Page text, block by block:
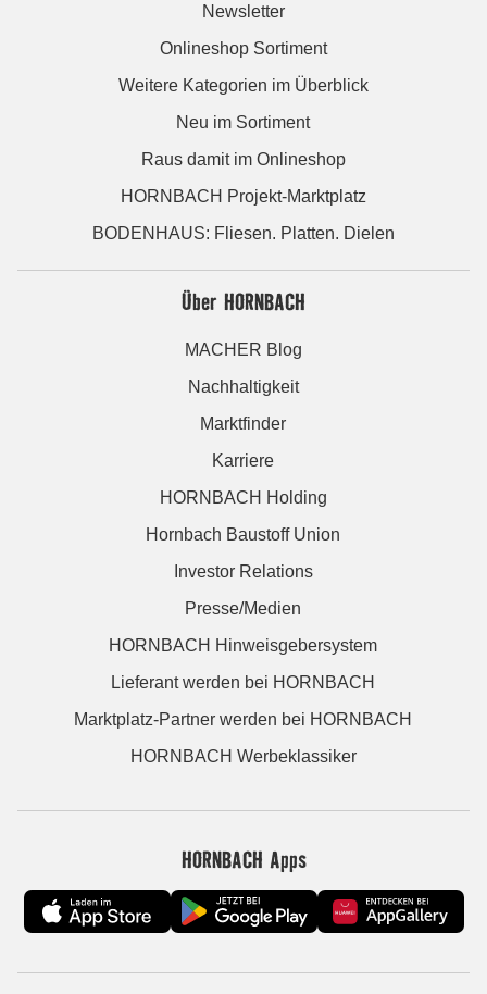
Newsletter
Onlineshop Sortiment
Weitere Kategorien im Überblick
Neu im Sortiment
Raus damit im Onlineshop
HORNBACH Projekt-Marktplatz
BODENHAUS: Fliesen. Platten. Dielen
Über HORNBACH
MACHER Blog
Nachhaltigkeit
Marktfinder
Karriere
HORNBACH Holding
Hornbach Baustoff Union
Investor Relations
Presse/Medien
HORNBACH Hinweisgebersystem
Lieferant werden bei HORNBACH
Marktplatz-Partner werden bei HORNBACH
HORNBACH Werbeklassiker
HORNBACH Apps